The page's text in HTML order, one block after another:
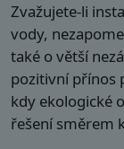
Zvažujete-li
vody,
také o větší
pozitivní přínos
kdy ekologické
řešení směrem